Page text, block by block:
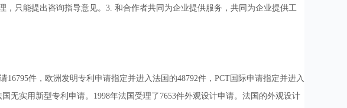
只能提出咨询指导意见。3. 和合作者共同为企业提供服务，共同为企业提供工
件，欧洲发明专利申请指定并进入法国的48792件，PCT国际申请指定并进入
无实用新型专利申请。1998年法国受理了7653件外观设计申请。法国的外观设计